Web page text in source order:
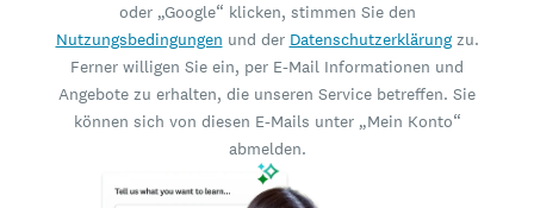
oder „Google“ klicken, stimmen Sie den
Nutzungsbedingungen und der Datenschutzerklärungzu.
Ferner willigen Sie ein, per E-Mail Informationen und
Angebote zu erhalten, die unseren Service betreffen. Sie
können sich von diesen E-Mails unter „Mein Konto“
abmelden.